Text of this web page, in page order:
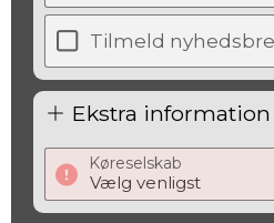
Tilmeld
Ekstra information
Køreselskab